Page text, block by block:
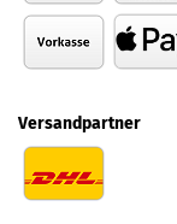
Versandpartner